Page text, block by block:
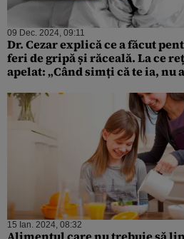
09 Dec. 2024, 09:11
Dr. Cezar explică ce a făcut
feri de gripă și răceală. La ce
apelat: „Când simți că te ia, nu
15 Ian. 2024, 08:32